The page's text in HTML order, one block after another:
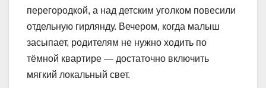
перегородкой, а над детским уголком повесили
отдельную гирлянду. Вечером, когда малыш
засыпает, родителям не нужно ходить по
тёмной квартире — достаточно включить
мягкий локальный свет.